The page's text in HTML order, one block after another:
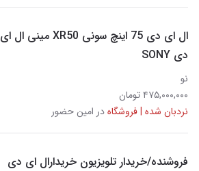
ال ای دی 75 اینچ سونی XR50 مینی ال ای
دی SONY
نو
۴۷۵,۰۰۰,۰۰۰ تومان
نردبان شده | فروشگاهدر امین حضور
فروشنده/خریدار تلویزیون خریدارال ای دی